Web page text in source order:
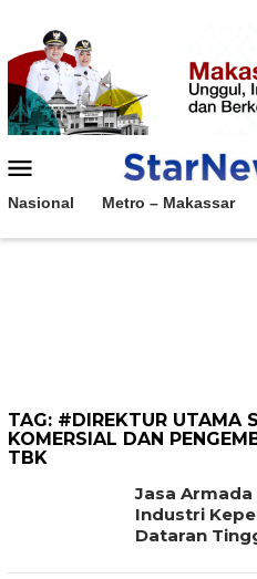
konten
Mobile
Nasional Metro – Makassar
TAG: #DIREKTUR UTAMA
KOMERSIAL DAN
TBK
Jasa
Industri
Dataran